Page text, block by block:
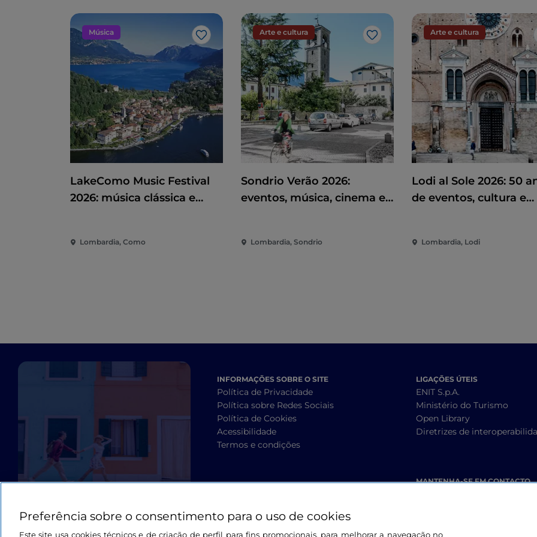
Música
Gosto
LakeComo Music Festival
2026: música clássica e
Lombardia, Como
Arte e cultura
Gosto
Sondrio Verão 2026:
eventos, música, cinema e
Lombardia, Sondrio
Arte e cultura
Lodi al Sole 2026: 50
de eventos, cultura e
Lombardia, Lodi
INFORMAÇÕES SOBRE O SITE
Política de Privacidade
Política sobre Redes Sociais
Política de Cookies
Acessibilidade
Termos e condições
LIGAÇÕES ÚTEIS
ENIT S.p.A.
Ministério do Turismo
Open Library
Diretrizes de
MANTENHA-SE EM CONTACTO
Preferência sobre o consentimento para o uso de cookies
Este site usa cookies técnicos e de criação de perfil para fins promocionais, para melhorar a navegação no